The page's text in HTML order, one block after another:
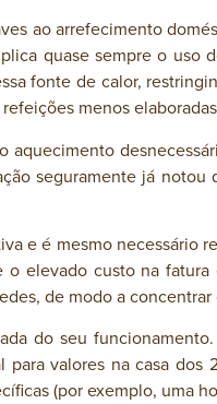
ao arrefecimento
quase sempre o uso
fonte de calor,
menos
seguramente já
e é mesmo
elevado custo na
de modo a
do seu
para valores na casa
(por exemplo, uma